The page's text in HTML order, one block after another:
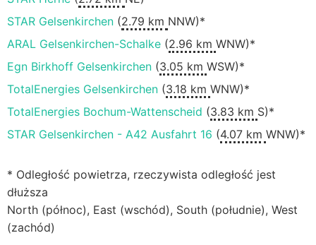
STAR Gelsenkirchen (2.79 km NNW)*
ARAL Gelsenkirchen-Schalke (2.96 km WNW)*
Egn Birkhoff Gelsenkirchen (3.05 km WSW)*
TotalEnergies Gelsenkirchen (3.18 km WNW)*
TotalEnergies Bochum-Wattenscheid (3.83 km S)*
STAR Gelsenkirchen - A42 Ausfahrt 16 (4.07 km WNW)*
* Odległość powietrza, rzeczywista odległość jest
dłuższa
North (północ), East (wschód), South (południe), West
(zachód)